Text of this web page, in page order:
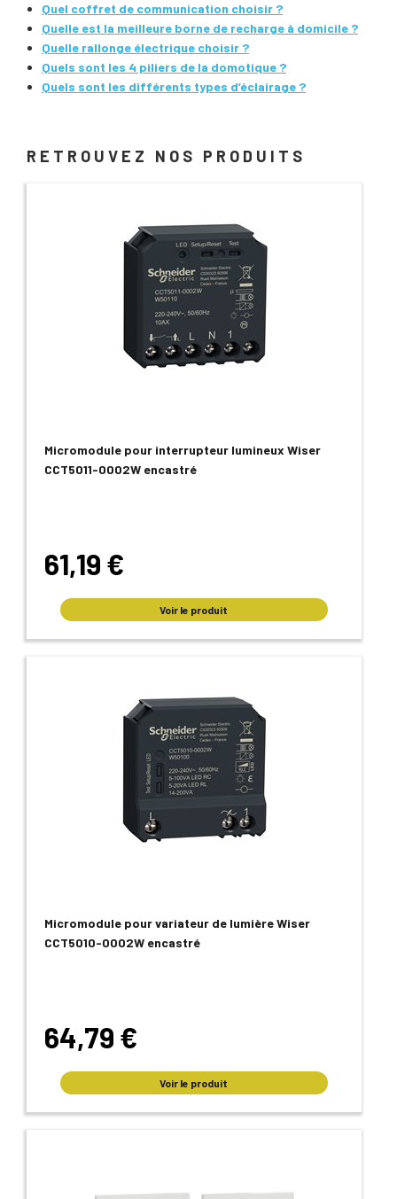
Quel coffret de communication choisir ?
Quelle est la meilleure borne de recharge à domicile ?
Quelle rallonge électrique choisir ?
Quels sont les 4 piliers de la domotique ?
Quels sont les différents types d’éclairage ?
RETROUVEZ NOS PRODUITS
Micromodule pour interrupteur lumineux Wiser
CCT5011-0002W encastré
61,19 €
Voir le produit
Micromodule pour variateur de lumière Wiser
CCT5010-0002W encastré
64,79 €
Voir le produit